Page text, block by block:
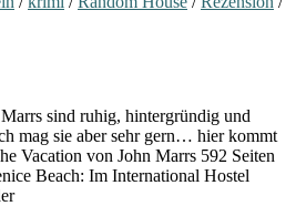
sind ruhig, hintergründig und
mag sie aber sehr gern… hier kommt
Vacation von John Marrs 592 Seiten
Beach: Im International Hostel